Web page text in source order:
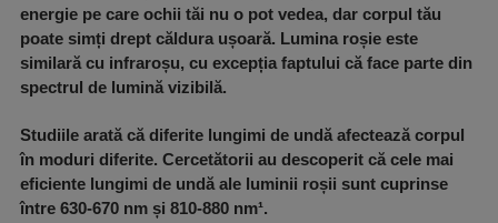
energie pe care ochii tăi nu o pot vedea, dar corpul tău
poate simți drept căldura ușoară. Lumina roșie este
similară cu infraroșu, cu excepția faptului că face parte din
spectrul de lumină vizibilă.
Studiile arată că diferite lungimi de undă afectează corpul
în moduri diferite. Cercetătorii au descoperit că cele mai
eficiente lungimi de undă ale luminii roșii sunt cuprinse
între 630-670 nm și 810-880 nm¹.